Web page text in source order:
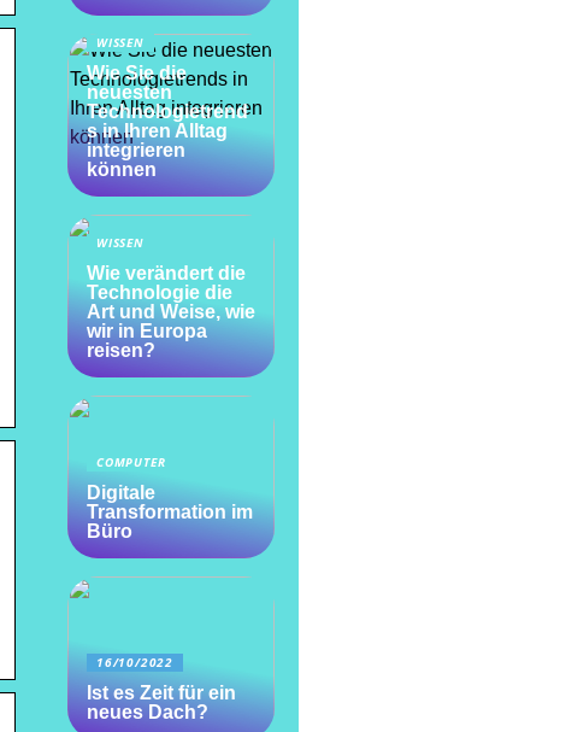
WISSEN
Wie Sie die
neuesten
Technologietrend
s in Ihren Alltag
integrieren
können
WISSEN
Wie verändert die
Technologie die
Art und Weise, wie
wir in Europa
reisen?
COMPUTER
Digitale
Transformation im
Büro
16/10/2022
Ist es Zeit für ein
neues Dach?